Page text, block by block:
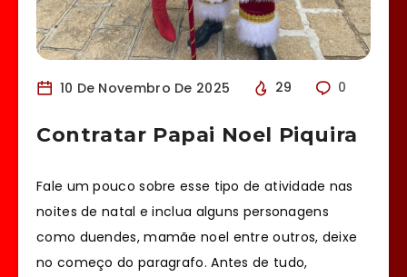
10 De Novembro De 2025 29 0
Contratar Papai Noel Piquira
Fale um pouco sobre esse tipo de atividade nas
noites de natal e inclua alguns personagens
como duendes, mamãe noel entre outros, deixe
no começo do paragrafo. Antes de tudo,